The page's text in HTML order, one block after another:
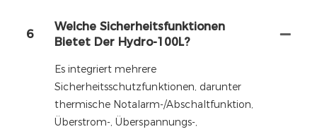
6
Welche Sicherheitsfunktionen
Bietet Der Hydro-100L?
Es integriert mehrere
Sicherheitsschutzfunktionen, darunter
thermische Notalarm-/Abschaltfunktion,
Überstrom-, Überspannungs-,